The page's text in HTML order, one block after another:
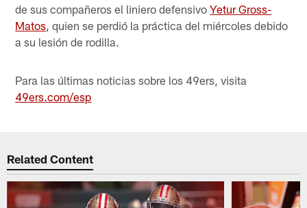
de sus compañeros el liniero defensivoYetur Gross-
Matos , quien se perdió la práctica del miércoles debido
a su lesión de rodilla.
Para las últimas noticias sobre los 49ers, visita
49ers.com/esp
Related Content